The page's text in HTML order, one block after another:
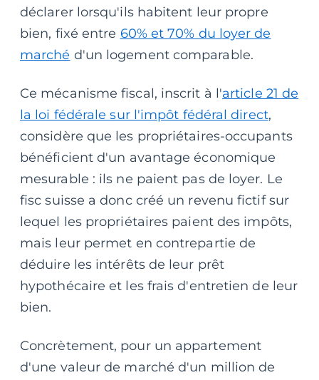
déclarer lorsqu'ils habitent leur propre
bien, fixé entre 60% et 70% du loyer de
marché d'un logement comparable.
Ce mécanisme fiscal, inscrit à l'article 21 de
la loi fédérale sur l'impôt fédéral direct,
considère que les propriétaires-occupants
bénéficient d'un avantage économique
mesurable : ils ne paient pas de loyer. Le
fisc suisse a donc créé un revenu fictif sur
lequel les propriétaires paient des impôts,
mais leur permet en contrepartie de
déduire les intérêts de leur prêt
hypothécaire et les frais d'entretien de leur
bien.
Concrètement, pour un appartement
d'une valeur de marché d'un million de